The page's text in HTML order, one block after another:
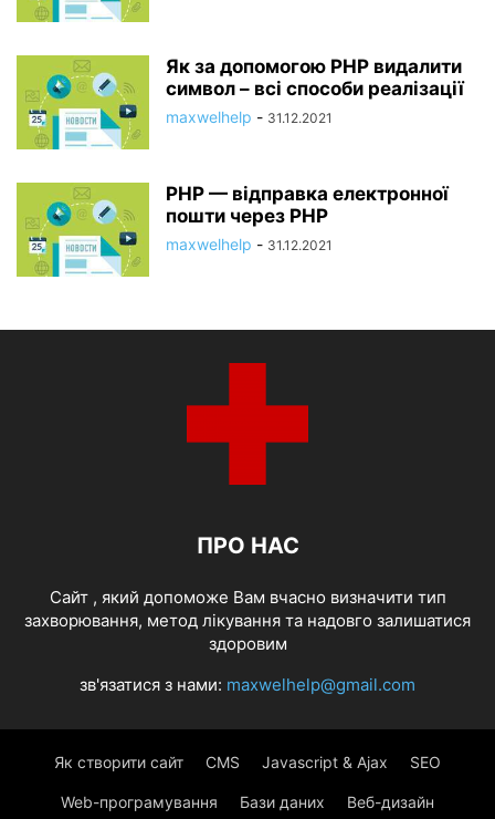
Як за допомогою PHP видалити
символ – всі способи реалізації
maxwelhelp - 31.12.2021
PHP — відправка електронної
пошти через PHP
maxwelhelp - 31.12.2021
ПРО НАС
Cайт , який допоможе Вам вчасно визначити тип
захворювання, метод лікування та надовго залишатися
здоровим
зв'язатися з нами: maxwelhelp@gmail.com
Як створити сайт CMS Javascript & Ajax SEO
Web-програмування Бази даних Веб-дизайн